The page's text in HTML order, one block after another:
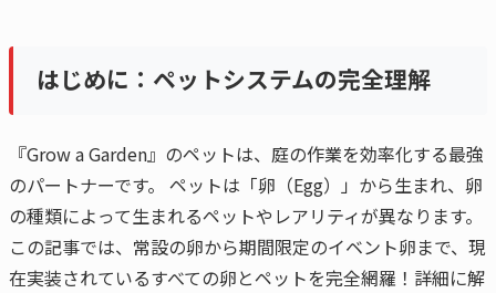
はじめに：ペットシステムの完全理解
『Grow a Garden』のペットは、庭の作業を効率化する最強
のパートナーです。 ペットは「卵（Egg）」から生まれ、卵
の種類によって生まれるペットやレアリティが異なります。
この記事では、常設の卵から期間限定のイベント卵まで、現
在実装されているすべての卵とペットを完全網羅！詳細に解